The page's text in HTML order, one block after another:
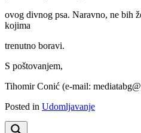
ovog divnog psa. Naravno, ne bih
kojima
trenutno boravi.
S poštovanjem,
Tihomir Conić (e-mail:
Posted in Udomljavanje